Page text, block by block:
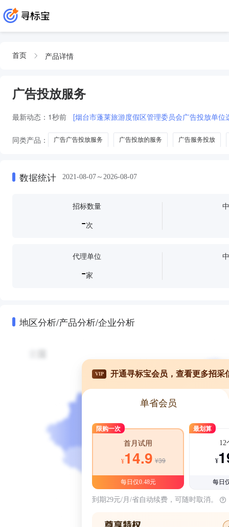
首页 产品详情
广告投放服务
最新动态： 1秒前 [烟台市蓬莱旅游度假区管理委员会广告投放单位
同类产品： 广告广告投放服务 广告投放的服务 广告服务投放
数据统计 2021-08-07～2026-08-07
招标数量
-次
代理单位
-家
地区分析/产品分析/企业分析
VIP 开通寻标宝会员，查看更多招采
单省会员
限购一次
首月试用
¥14.9 ¥39
每日仅0.48元
最划算
12
¥
每日
到期29元/月/省自动续费，可随时取消。